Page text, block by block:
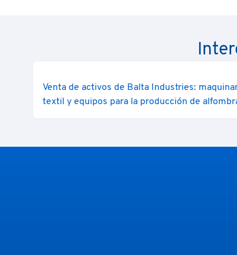
Venta de activos de Balta Industries:
textil y equipos para la producción de